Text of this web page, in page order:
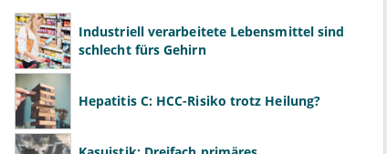
Industriell verarbeitete Lebensmittel sind
schlecht fürs Gehirn
Hepatitis C: HCC-Risiko trotz Heilung?